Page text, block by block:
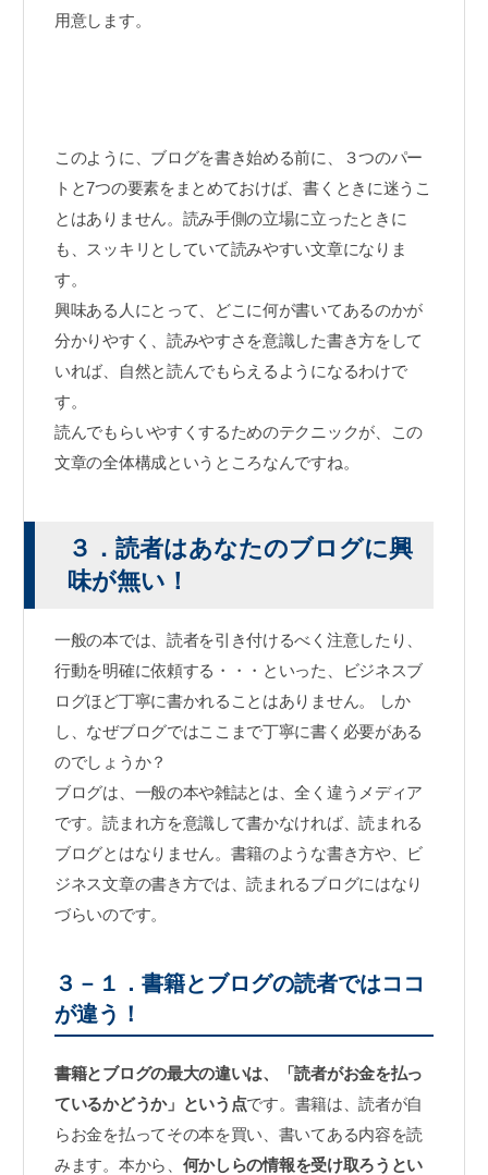
用意します。
このように、ブログを書き始める前に、３つのパー
トと7つの要素をまとめておけば、書くときに迷うこ
とはありません。読み手側の立場に立ったときに
も、スッキリとしていて読みやすい文章になりま
す。
興味ある人にとって、どこに何が書いてあるのかが
分かりやすく、読みやすさを意識した書き方をして
いれば、自然と読んでもらえるようになるわけで
す。
読んでもらいやすくするためのテクニックが、この
文章の全体構成というところなんですね。
３．読者はあなたのブログに興
味が無い！
一般の本では、読者を引き付けるべく注意したり、
行動を明確に依頼する・・・といった、ビジネスブ
ログほど丁寧に書かれることはありません。 しか
し、なぜブログではここまで丁寧に書く必要がある
のでしょうか？
ブログは、一般の本や雑誌とは、全く違うメディア
です。読まれ方を意識して書かなければ、読まれる
ブログとはなりません。書籍のような書き方や、ビ
ジネス文章の書き方では、読まれるブログにはなり
づらいのです。
３－１．書籍とブログの読者ではココ
が違う！
書籍とブログの最大の違いは、「読者がお金を払っ
ているかどうか」という点です。書籍は、読者が自
らお金を払ってその本を買い、書いてある内容を読
みます。本から、 何かしらの情報を受け取ろうとい